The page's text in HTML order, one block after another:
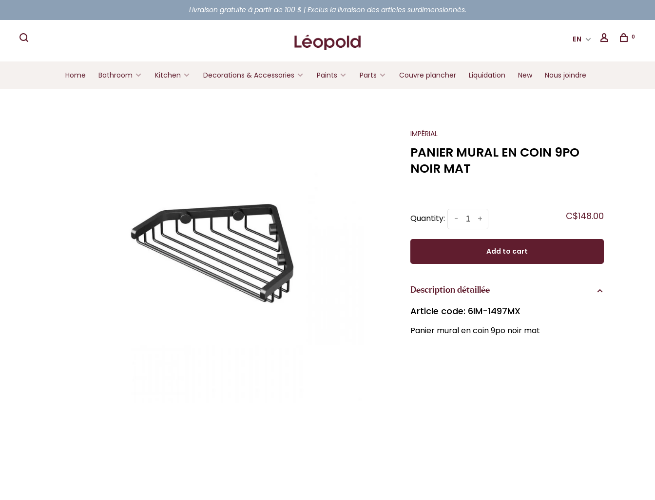
Livraison gratuite à partir de 100 $ | Exclus la livraison des articles surdimensionnés.
EN 0
Home Bathroom Kitchen Decorations & Accessories Paints Parts Couvre plancher Liquidation New Nous joindre
IMPÉRIAL
PANIER MURAL EN COIN 9PO
NOIR MAT
Quantity: +
- C$148.00
Add to cart
Description détaillée
Article code: 6IM-1497MX
Panier mural en coin 9po noir mat